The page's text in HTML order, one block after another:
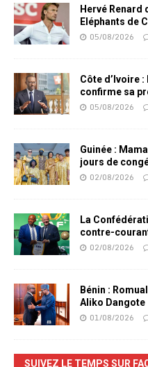
Hervé
Eléphants de
05/08/2026
Côte d’Ivoire
confirme sa
05/08/2026
Guinée :
jours de
02/08/2026
La
contre-
02/08/2026
Bénin :
Aliko Dangote
01/08/2026
SUIVEZ LE TEMPS SUR